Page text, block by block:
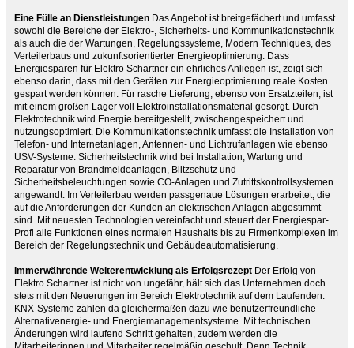
Eine Fülle an Dienstleistungen Das Angebot ist breitgefächert und umfasst
sowohl die Bereiche der Elektro-, Sicherheits- und Kommunikationstechnik
als auch die der Wartungen, Regelungssysteme, Modern Techniques, des
Verteilerbaus und zukunftsorientierter Energieoptimierung. Dass
Energiesparen für Elektro Schartner ein ehrliches Anliegen ist, zeigt sich
ebenso darin, dass mit den Geräten zur Energieoptimierung reale Kosten
gespart werden können. Für rasche Lieferung, ebenso von Ersatzteilen, ist
mit einem großen Lager voll Elektroinstallationsmaterial gesorgt. Durch
Elektrotechnik wird Energie bereitgestellt, zwischengespeichert und
nutzungsoptimiert. Die Kommunikationstechnik umfasst die Installation von
Telefon- und Internetanlagen, Antennen- und Lichtrufanlagen wie ebenso
USV-Systeme. Sicherheitstechnik wird bei Installation, Wartung und
Reparatur von Brandmeldeanlagen, Blitzschutz und
Sicherheitsbeleuchtungen sowie CO-Anlagen und Zutrittskontrollsystemen
angewandt. Im Verteilerbau werden passgenaue Lösungen erarbeitet, die
auf die Anforderungen der Kunden an elektrischen Anlagen abgestimmt
sind. Mit neuesten Technologien vereinfacht und steuert der Energiespar-
Profi alle Funktionen eines normalen Haushalts bis zu Firmenkomplexen im
Bereich der Regelungstechnik und Gebäudeautomatisierung.
Immerwährende Weiterentwicklung als Erfolgsrezept Der Erfolg von
Elektro Schartner ist nicht von ungefähr, hält sich das Unternehmen doch
stets mit den Neuerungen im Bereich Elektrotechnik auf dem Laufenden.
KNX-Systeme zählen da gleichermaßen dazu wie benutzerfreundliche
Alternativenergie- und Energiemanagementsysteme. Mit technischen
Änderungen wird laufend Schritt gehalten, zudem werden die